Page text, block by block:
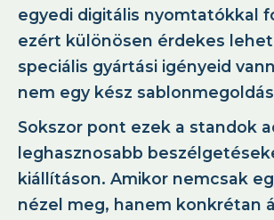
egyedi digitális nyomtatókkal
ezért különösen érdekes
speciális gyártási igényeid
nem egy kész
Sokszor pont ezek a standok
leghasznosabb
kiállításon. Amikor nemcsak
nézel meg, hanem konkrétan